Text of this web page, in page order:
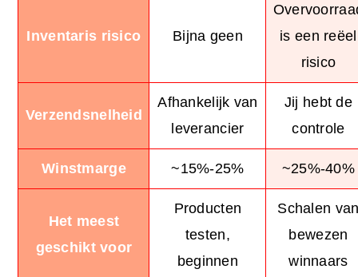
Inventaris risico Bijna geen
is een reëel
risico
Verzendsnelheid
Afhankelijk van
leverancier
Jij hebt de
controle
Winstmarge ~15%-25% ~25%-40%
Het meest
geschikt voor
Producten
testen,
beginnen
Schalen
bewezen
winnaars